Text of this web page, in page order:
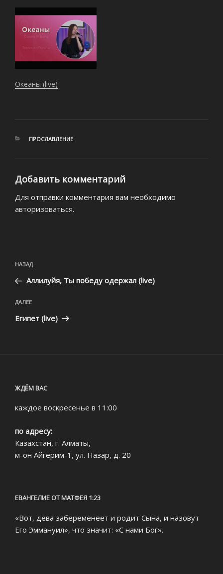
Океаны (live)
РУБРИКИ
ПРОСЛАВЛЕНИЕ
Добавить комментарий
Для отправки комментария вам необходимо
авторизоваться.
по
записям
Предыдущая
запись:
НАЗАД
Аллилуйя, Ты победу одержал (live)
Следующая
запись
ДАЛЕЕ
Египет (live)
ЖДЁМ ВАС
каждое воскресенье в 11:00
по адресу:
Казахстан, г. Алматы,
м-он Айгерим-1, ул. Назар, д. 20
ЕВАНГЕЛИЕ ОТ МАТФЕЯ 1:23
«Вот, дева забеременеет и родит Сына, и назовут
Его Эммануил», что значит: «С нами Бог».